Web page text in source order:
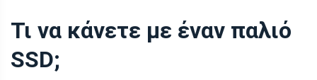
Τι να κάνετε με έναν παλιό
SSD;